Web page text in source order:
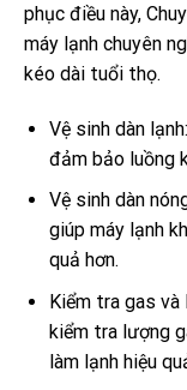
phục điều này,
máy lạnh chuyên
kéo dài tuổi thọ.
Vệ sinh dàn
đảm bảo luồng
Vệ sinh dàn
giúp máy lạnh
quả hơn.
Kiểm tra gas và
kiểm tra lượng
làm lạnh hiệu